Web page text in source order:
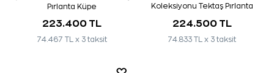
Pırlanta Küpe
223.400 TL
74.467 TL x 3 taksit
Koleksiyonu Tektaş Pırlanta
224.500 TL
74.833 TL x 3 taksit